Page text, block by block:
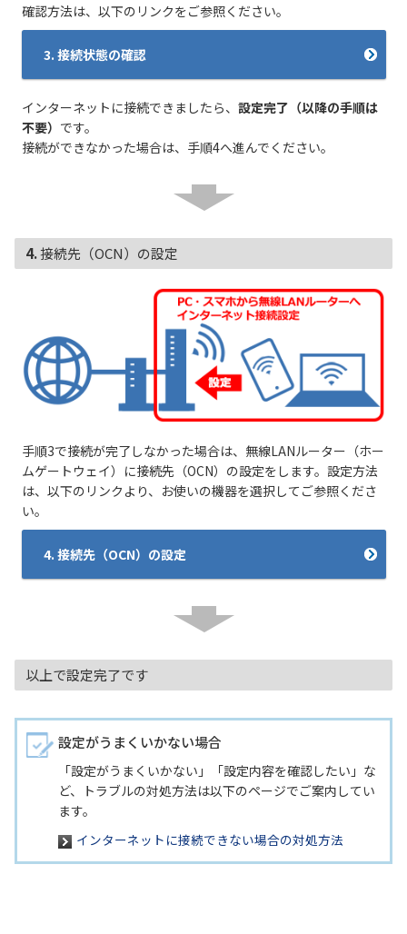
確認方法は、以下のリンクをご参照ください。
3. 接続状態の確認
インターネットに接続できましたら、 設定完了（以降の手順は
不要） です。
接続ができなかった場合は、手順4へ進んでください。
4. 接続先（OCN）の設定
手順3で接続が完了しなかった場合は、無線LANルーター（ホー
ムゲートウェイ）に接続先（OCN）の設定をします。設定方法
は、以下のリンクより、お使いの機器を選択してご参照くださ
い。
4. 接続先（OCN）の設定
以上で設定完了です
設定がうまくいかない場合
「設定がうまくいかない」「設定内容を確認したい」な
ど、トラブルの対処方法は以下のページでご案内してい
ます。
インターネットに接続できない場合の対処方法